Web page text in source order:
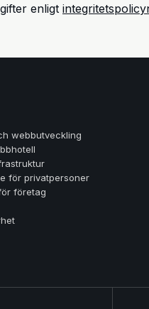
enligt
webbutveckling
för privatpersoner
företag